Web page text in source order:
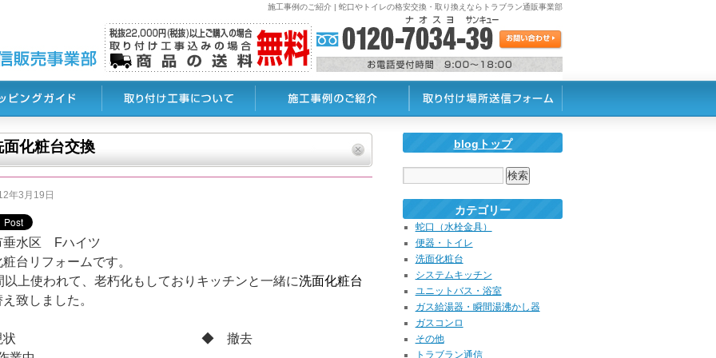
施工事例のご紹介 | 蛇口やトイレの格安交換・取り換えならトラブラン通販事業部
blogトップ
カテゴリー
蛇口（水栓金具）
便器・トイレ
洗面化粧台
システムキッチン
ユニットバス・浴室
ガス給湯器・瞬間湯沸かし器
ガスコンロ
その他
トラブラン通信
面化粧台交換
年3月19日
垂水区 Fハイツ
台リフォームです。
以上使われて、老朽化もしておりキッチンと一緒に洗面化粧台
致しました。
現状 ◆ 撤去